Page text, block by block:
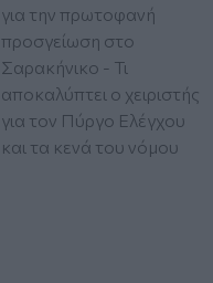
για την πρωτοφανή
προσγείωση στο
Σαρακήνικο - Τι
αποκαλύπτει ο χειριστής
για τον Πύργο Ελέγχου
και τα κενά του νόμου